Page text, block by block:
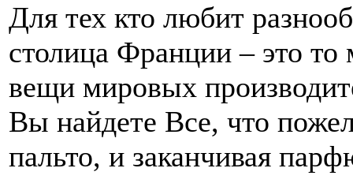
Для тех кто любит
столица Франции – это
вещи мировых
Вы найдете Все, что
пальто, и заканчивая